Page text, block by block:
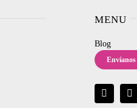
MENU
Blog